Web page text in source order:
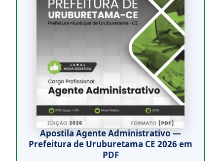
Apostila Agente Administrativo —
Prefeitura de Uruburetama CE 2026 em
PDF